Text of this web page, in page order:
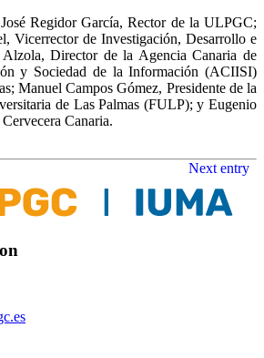
Regidor García, Rector de la ULPGC;
Vicerrector de Investigación, Desarrollo e
Director de la Agencia Canaria de
y Sociedad de la Información (ACIISI)
Manuel Campos Gómez, Presidente de la
de Las Palmas (FULP); y Eugenio
Canaria.
Next entry